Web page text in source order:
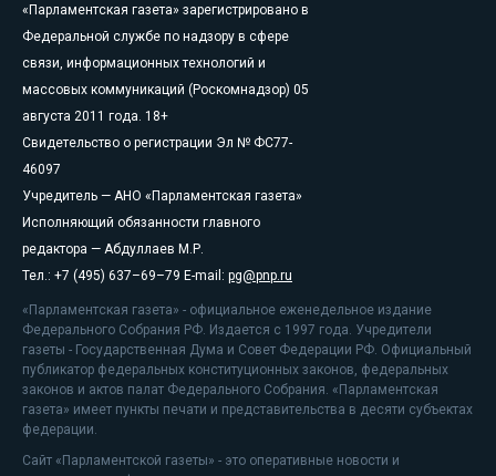
«Парламентская газета» зарегистрировано в
Федеральной службе по надзору в сфере
связи, информационных технологий и
массовых коммуникаций (Роскомнадзор) 05
августа 2011 года. 18+
Свидетельство о регистрации Эл № ФС77-
46097
Учредитель — АНО «Парламентская газета»
Исполняющий обязанности главного
редактора — Абдуллаев М.Р.
Тел.: +7 (495) 637–69–79 E-mail: pg@pnp.ru
«Парламентская газета» - официальное еженедельное издание
Федерального Собрания РФ. Издается с 1997 года. Учредители
газеты - Государственная Дума и Совет Федерации РФ. Официальный
публикатор федеральных конституционных законов, федеральных
законов и актов палат Федерального Собрания. «Парламентская
газета» имеет пункты печати и представительства в десяти субъектах
федерации.
Сайт «Парламентской газеты» - это оперативные новости и